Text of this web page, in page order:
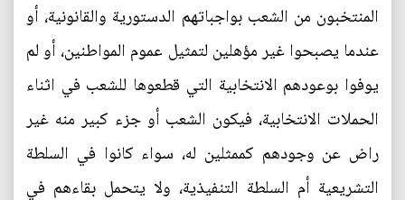
المنتخبون من الشعب بواجباتهم الدستورية والقانونية، أو
عندما يصبحوا غير مؤهلين لتمثيل عموم المواطنين، أو لم
يوفوا بوعودهم الانتخابية التي قطعوها للشعب في اثناء
الحملات الانتخابية، فيكون الشعب أو جزء كبير منه غير
راض عن وجودهم كممثلين له، سواء كانوا في السلطة
التشريعية أم السلطة التنفيذية، ولا يتحمل بقاءهم في